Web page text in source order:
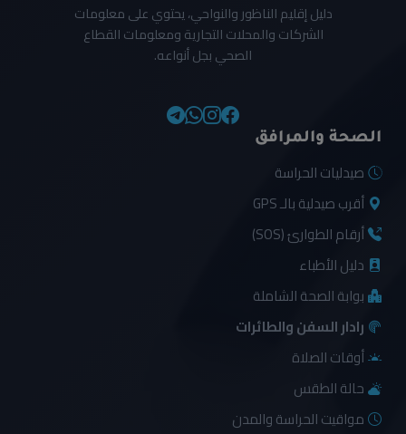
دليل إقليم الناظور والنواحي، يحتوي على معلومات
الشركات والمحلات التجارية ومعلومات القطاع
الصحي بجل أنواعه.
الصحة والمرافق
صيدليات الحراسة
أقرب صيدلية بالـ GPS
أرقام الطوارئ (SOS)
دليل الأطباء
بوابة الصحة الشاملة
رادار السفن والطائرات
أوقات الصلاة
حالة الطقس
مواقيت الحراسة والمدن